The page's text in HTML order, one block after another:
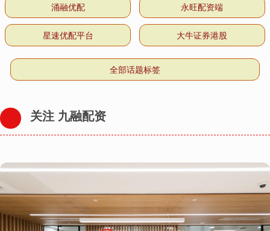
涌融优配 永旺配资端
星速优配平台 大牛证券港股
全部话题标签
关注 九融配资